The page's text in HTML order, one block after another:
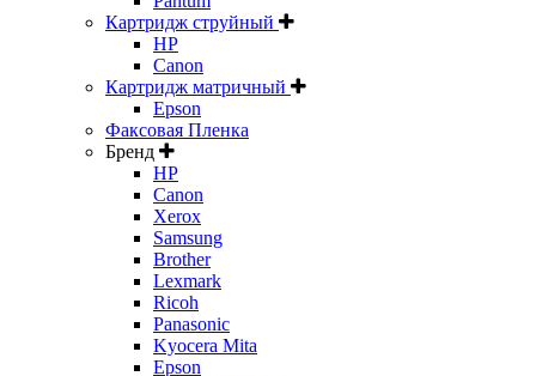
Картридж струйный
HP
Canon
Картридж матричный
Epson
Факсовая Пленка
Бренд
HP
Canon
Xerox
Samsung
Brother
Lexmark
Ricoh
Panasonic
Kyocera Mita
Epson